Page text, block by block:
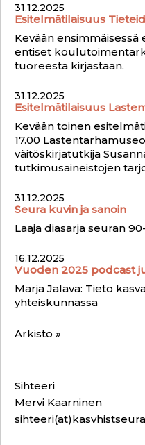
31.12.2025
Esitelmätilaisuus
Kevään
entiset
tuoreesta kirjastaan.
31.12.2025
Esitelmätilaisuus
Kevään toinen
17.00
väitöskirjatutkija
tutkimusaineistojen
31.12.2025
Seura kuvin ja sanoin
Laaja diasarja seuran
16.12.2025
Vuoden 2025 podcast
Marja Jalava: Tieto
yhteiskunnassa
Arkisto »
Sihteeri
Mervi Kaarninen